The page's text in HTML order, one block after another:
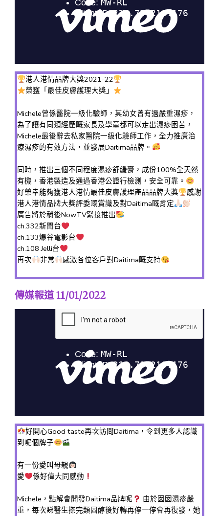
港人港情品牌大獎2021-22
榮獲「最佳皮膚護理大獎」
Michele曾係醫院一級化驗師，其幼女曾有過嚴重濕疹，
為了讓有同類經歷嘅家長及學童都可以走出濕疹困苦，
Michele最後辭去私家醫院一級化驗師工作，全力推廣治
療濕疹的有效方法，並發展Daitima品牌。
同時，推出三個不同程度濕疹舒緩膏，成份100%全天然
有機，香港製造及通過香港公證行檢測，安全可靠。
好榮幸能夠獲港人港情最佳皮膚護理產品品牌大獎
感謝
港人港情品牌大獎評委嘅賞識及對Daitima嘅肯定
廣告將於稍後NowTV緊接推出
ch.332新聞台
ch.133爆谷電影台
ch.108 Jelli台
再次
非常 感激各位客戶對Daitima嘅支持
傳媒報道 11/01/2022
好開心Good taste再次訪問Daitima，令到更多人認識
到呢個牌子
有一份愛叫母親
愛
係好偉大同感動
Michele，點解會開發Daitima品牌呢
由於囡囡濕疹嚴
重，每次睇醫生搽完類固醇後好轉再停一停會再復發，她